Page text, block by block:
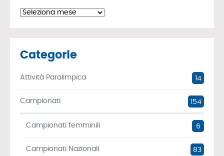
Archivi
Categorie
Attività Paralimpica 14
Campionati 154
Campionati femminili 6
Campionati Nazionali 83